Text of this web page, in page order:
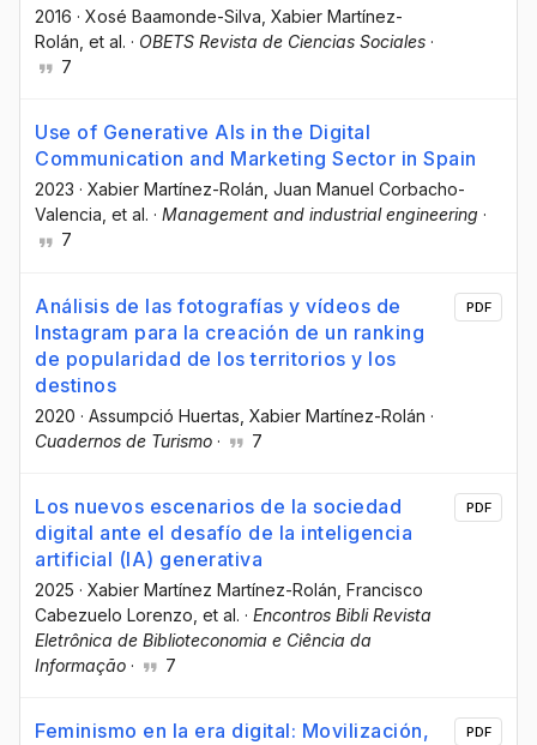
2016 · Xosé Baamonde-Silva , Xabier Martínez-
Rolán , et al. · OBETS Revista de Ciencias Sociales ·
7
Use of Generative AIs in the Digital
Communication and Marketing Sector in Spain
2023 · Xabier Martínez-Rolán, Juan Manuel Corbacho-
Valencia, et al. · Management and industrial engineering ·
7
Análisis de las fotografías y vídeos de
Instagram para la creación de un ranking
de popularidad de los territorios y los
destinos
2020 · Assumpció Huertas , Xabier Martínez-Rolán ·
Cuadernos de Turismo · 7
PDF
Los nuevos escenarios de la sociedad
digital ante el desafío de la inteligencia
artificial (IA) generativa
2025 · Xabier Martínez Martínez-Rolán , Francisco
Cabezuelo Lorenzo , et al. · Encontros Bibli Revista
Eletrônica de Biblioteconomia e Ciência da
Informação · 7
PDF
Feminismo en la era digital: Movilización,
PDF